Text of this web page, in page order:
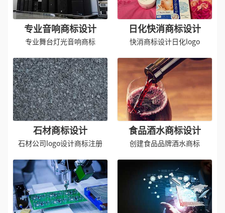
专业音响商标设计
专业舞台灯光音响商标
日化快消商标设计
快消商标设计日化logo
石材商标设计
石材公司logo设计商标注册
食品酒水商标设计
创建食品品牌酒水商标